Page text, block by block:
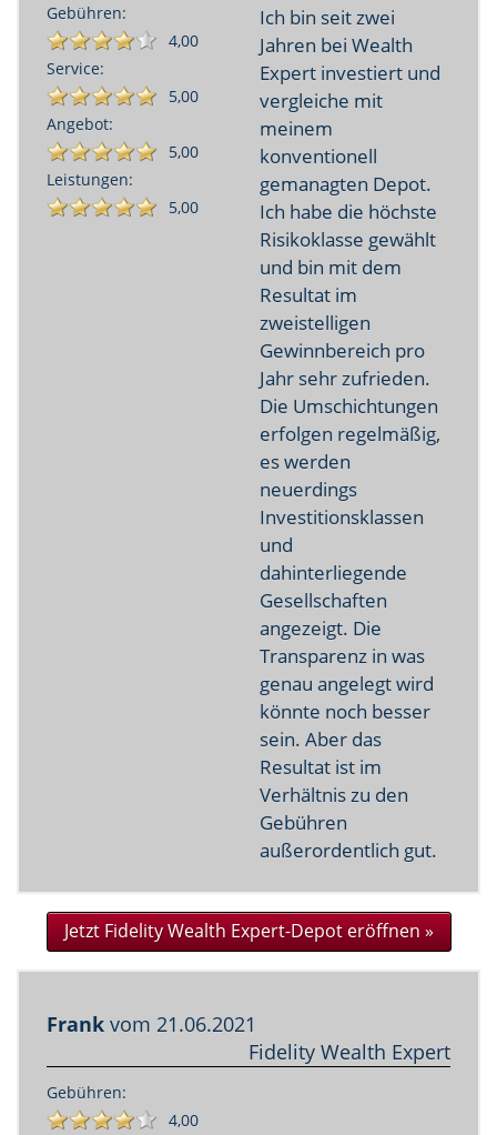
Gebühren:
4,00
Service:
5,00
Angebot:
5,00
Leistungen:
5,00
Ich bin seit zwei
Jahren bei Wealth
Expert investiert und
vergleiche mit
meinem
konventionell
gemanagten Depot.
Ich habe die höchste
Risikoklasse gewählt
und bin mit dem
Resultat im
zweistelligen
Gewinnbereich pro
Jahr sehr zufrieden.
Die Umschichtungen
erfolgen regelmäßig,
es werden
neuerdings
Investitionsklassen
und
dahinterliegende
Gesellschaften
angezeigt. Die
Transparenz in was
genau angelegt wird
könnte noch besser
sein. Aber das
Resultat ist im
Verhältnis zu den
Gebühren
außerordentlich gut.
Jetzt Fidelity Wealth Expert-Depot eröffnen »
Frank vom 21.06.2021
Fidelity Wealth Expert
Gebühren:
4,00